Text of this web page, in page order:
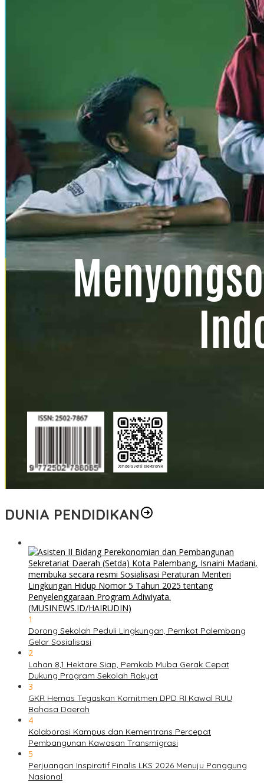
DUNIA PENDIDIKAN
1
Dorong Sekolah Peduli Lingkungan, Pemkot Palembang
Gelar Sosialisasi
2
Lahan 8,1 Hektare Siap, Pemkab Muba Gerak Cepat
Dukung Program Sekolah Rakyat
3
GKR Hemas Tegaskan Komitmen DPD RI Kawal RUU
Bahasa Daerah
4
Kolaborasi Kampus dan Kementrans Percepat
Pembangunan Kawasan Transmigrasi
5
Perjuangan Inspiratif Finalis LKS 2026 Menuju Panggung
Nasional